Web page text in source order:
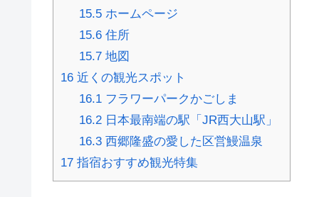
15.5ホームページ
15.6住所
15.7地図
16 近くの観光スポット
16.1フラワーパークかごしま
16.2日本最南端の駅「JR西大山駅」
16.3西郷隆盛の愛した区営鰻温泉
17 指宿おすすめ観光特集